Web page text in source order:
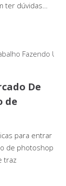
ter dúvidas…
De
de
para entrar
de photoshop
traz